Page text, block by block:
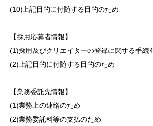
(10)上記目的に付随する目的のため
【採用応募者情報】
(1)採用及びクリエイターの登録に関する手続
(2)上記目的に付随する目的のため
【業務委託先情報】
(1)業務上の連絡のため
(2)業務委託料等の支払のため